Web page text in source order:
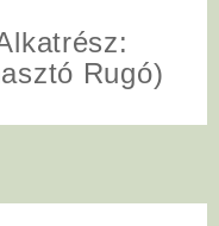
Rugó)